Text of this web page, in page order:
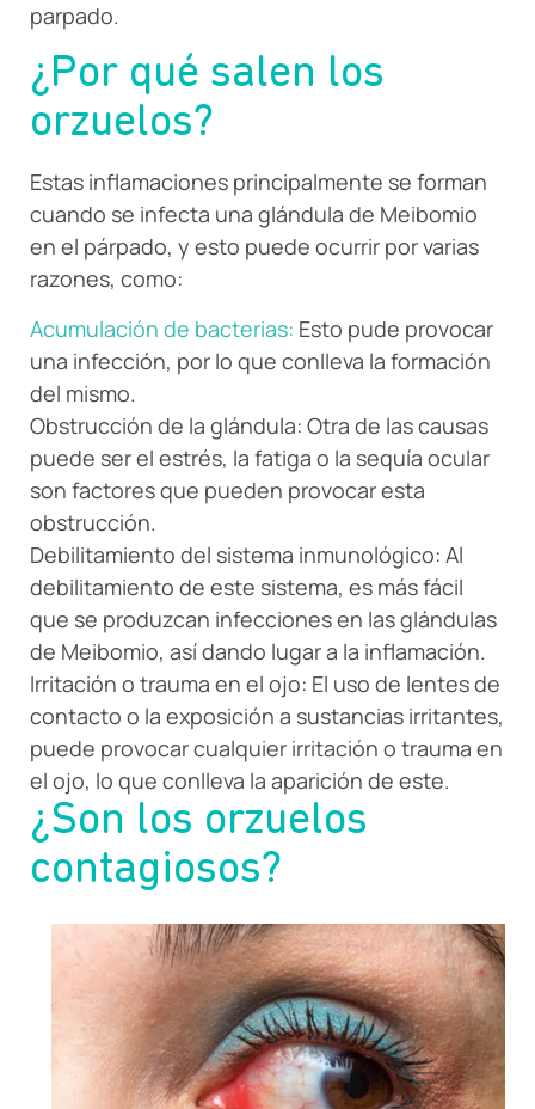
parpado.
¿Por qué salen los
orzuelos?
Estas inflamaciones principalmente se forman
cuando se infecta una glándula de Meibomio
en el párpado, y esto puede ocurrir por varias
razones, como:
Acumulación de bacterias: Esto pude provocar
una infección, por lo que conlleva la formación
del mismo.
Obstrucción de la glándula: Otra de las causas
puede ser el estrés, la fatiga o la sequía ocular
son factores que pueden provocar esta
obstrucción.
Debilitamiento del sistema inmunológico: Al
debilitamiento de este sistema, es más fácil
que se produzcan infecciones en las glándulas
de Meibomio, así dando lugar a la inflamación.
Irritación o trauma en el ojo: El uso de lentes de
contacto o la exposición a sustancias irritantes,
puede provocar cualquier irritación o trauma en
el ojo, lo que conlleva la aparición de este.
¿Son los orzuelos
contagiosos?